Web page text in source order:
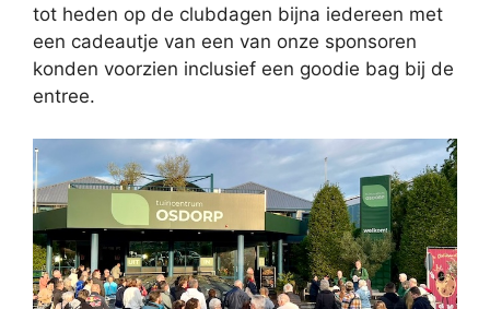
tot heden op de clubdagen bijna iedereen met
een cadeautje van een van onze sponsoren
konden voorzien inclusief een goodie bag bij de
entree.